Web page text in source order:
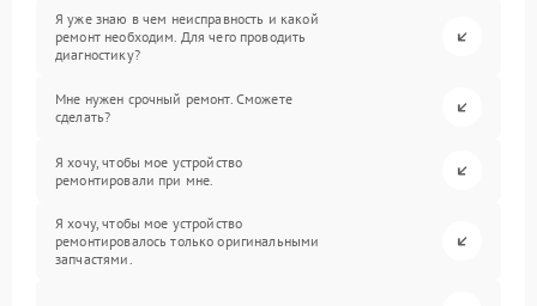
Я уже знаю в чем неисправность и какой
ремонт необходим. Для чего проводить
диагностику?
Мне нужен срочный ремонт. Сможете
сделать?
Я хочу, чтобы мое устройство
ремонтировали при мне.
Я хочу, чтобы мое устройство
ремонтировалось только оригинальными
запчастями.